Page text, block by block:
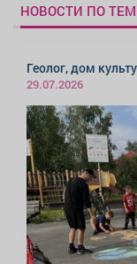
НОВОСТИ ПО
Геолог, дом
29.07.2026